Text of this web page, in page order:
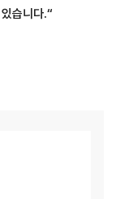
습니다.“